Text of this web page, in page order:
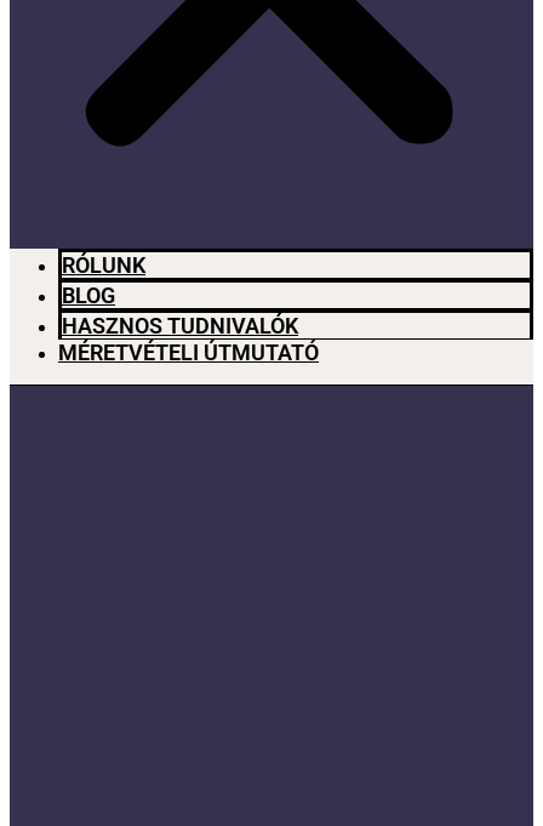
RÓLUNK
BLOG
HASZNOS TUDNIVALÓK
MÉRETVÉTELI ÚTMUTATÓ